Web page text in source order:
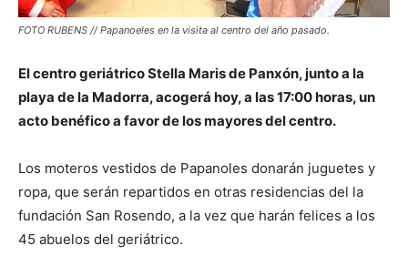
FOTO RUBENS // Papanoeles en la visita al centro del año pasado.
El centro geriátrico Stella Maris de Panxón, junto a la
playa de la Madorra, acogerá hoy, a las 17:00 horas, un
acto benéfico a favor de los mayores del centro.
Los moteros vestidos de Papanoles donarán juguetes y
ropa, que serán repartidos en otras residencias del la
fundación San Rosendo, a la vez que harán felices a los
45 abuelos del geriátrico.